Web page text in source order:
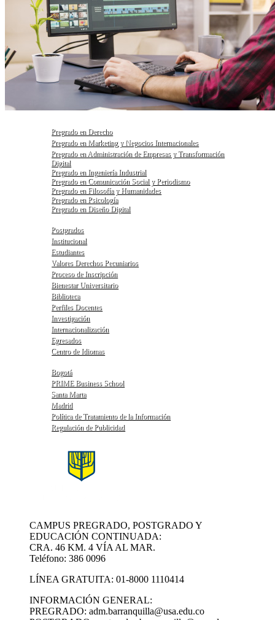
Pregrado en Derecho
Pregrado en Marketing y Negocios Internacionales
Pregrado en Administración de Empresas y Transformación
Digital
Pregrado en Ingeniería Industrial
Pregrado en Comunicación Social y Periodismo
Pregrado en Filosofía y Humanidades
Pregrado en Psicología
Pregrado en Diseño Digital
Postgrados
Institucional
Estudiantes
Valores Derechos Pecuniarios
Proceso de Inscripción
Bienestar Universitario
Biblioteca
Perfiles Docentes
Investigación
Internacionalización
Egresados
Centro de Idiomas
Bogotá
PRIME Business School
Santa Marta
Madrid
Política de Tratamiento de la Información
Regulación de Publicidad
CAMPUS PREGRADO, POSTGRADO Y
EDUCACIÓN CONTINUADA:
CRA. 46 KM. 4 VÍA AL MAR.
Teléfono: 386 0096
LÍNEA GRATUITA: 01-8000 1110414
INFORMACIÓN GENERAL:
PREGRADO: adm.barranquilla@usa.edu.co